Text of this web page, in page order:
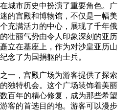
城市历史中扮演了重要角色。广
的宫殿和博物馆，不仅是一幅美
充满活力的中心，展现了千年俄
壮丽气势由令人印象深刻的亚历
立在基座上，作为对沙皇亚历山
念了为国捐躯的士兵。
一，宫殿广场为游客提供了探索
独特机会。这个广场装饰着美丽
百年的精心修复，成为那些希望
客的首选目的地。游客可以漫步